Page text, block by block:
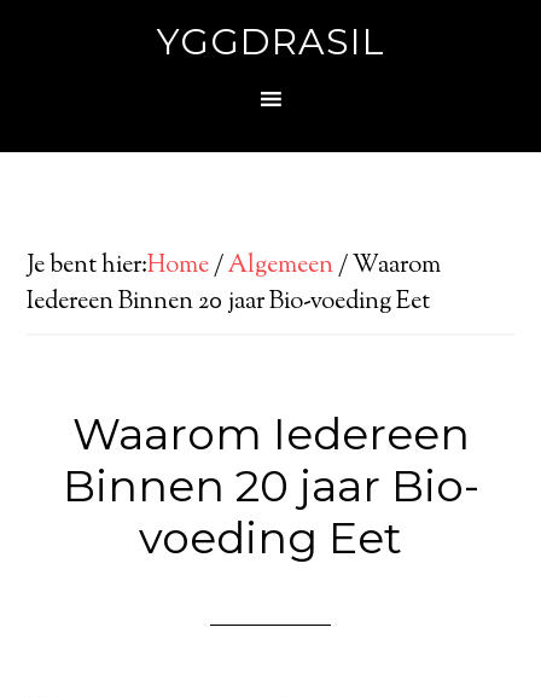
YGGDRASIL
Je bent hier:Home/Algemeen/Waarom
Iedereen Binnen 20 jaar Bio-voeding Eet
Waarom Iedereen
Binnen 20 jaar Bio-
voeding Eet